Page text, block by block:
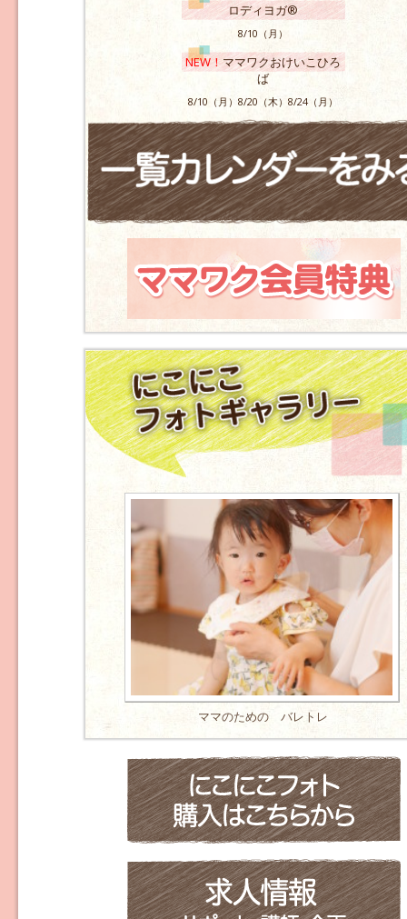
ロディヨガ®
8/10（月）
NEW！ママワクおけいこひろ
ば
8/10（月）8/20（木）8/24（月）
ママのための バレトレ